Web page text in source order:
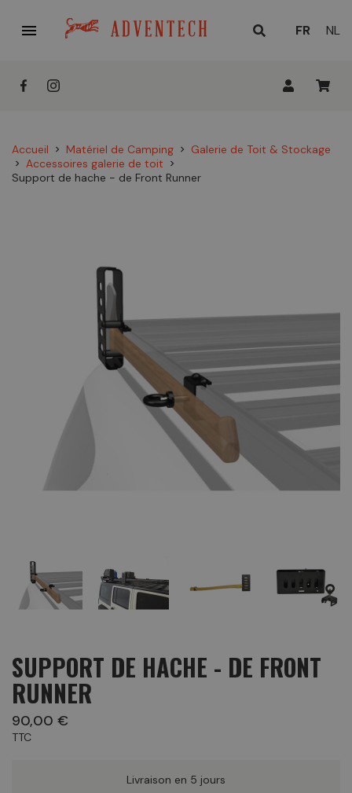

LANGUE
FR NL
Accueil chevron_right Matériel de Camping chevron_right Galerie de Toit & Stockage
chevron_right Accessoires galerie de toit chevron_right
Support de hache - de Front Runner
SUPPORT DE HACHE - DE FRONT
RUNNER
90,00 €
TTC
Livraison en 5 jours